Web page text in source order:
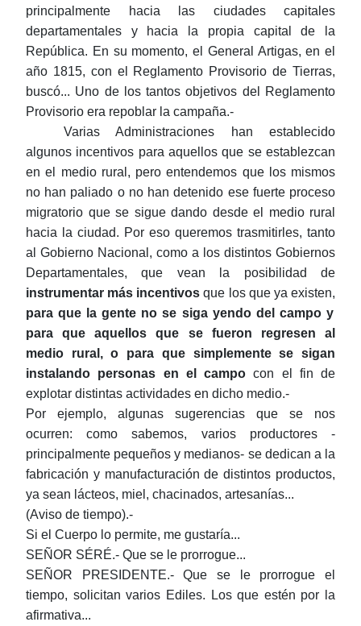
principalmente hacia las ciudades capitales
departamentales y hacia la propia capital de la
República. En su momento, el General Artigas, en el
año 1815, con el Reglamento Provisorio de Tierras,
buscó... Uno de los tantos objetivos del Reglamento
Provisorio era repoblar la campaña.-
Varias Administraciones han establecido
algunos incentivos para aquellos que se establezcan
en el medio rural, pero entendemos que los mismos
no han paliado o no han detenido ese fuerte proceso
migratorio que se sigue dando desde el medio rural
hacia la ciudad. Por eso queremos trasmitirles, tanto
al Gobierno Nacional, como a los distintos Gobiernos
Departamentales, que vean la posibilidad de
instrumentar más incentivosque los que ya existen,
para que la gente no se siga yendo del campo y
para que aquellos que se fueron regresen al
medio rural, o para que simplemente se sigan
instalando personas en el campo con el fin de
explotar distintas actividades en dicho medio.-
Por ejemplo, algunas sugerencias que se nos
ocurren: como sabemos, varios productores -
principalmente pequeños y medianos- se dedican a la
fabricación y manufacturación de distintos productos,
ya sean lácteos, miel, chacinados, artesanías...
(Aviso de tiempo).-
Si el Cuerpo lo permite, me gustaría...
SEÑOR SÉRÉ.- Que se le prorrogue...
SEÑOR PRESIDENTE.- Que se le prorrogue el
tiempo, solicitan varios Ediles. Los que estén por la
afirmativa...